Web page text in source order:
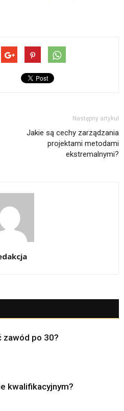
Następny artykuł
Jakie są cechy zarządzania
projektami metodami
ekstremalnymi?
zawód po 30?
kwalifikacyjnym?